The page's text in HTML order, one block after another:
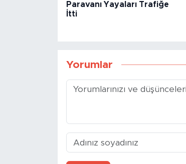
Paravanı Yayaları Trafiğe
İtti
Yorumlar